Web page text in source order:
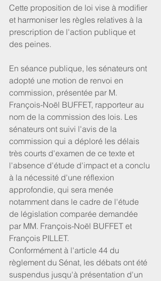
Cette proposition de loi vise à modifier
et harmoniser les règles relatives à la
prescription de l'action publique et
des peines.
En séance publique, les sénateurs ont
adopté une motion de renvoi en
commission, présentée par M.
François-Noël BUFFET, rapporteur au
nom de la commission des lois. Les
sénateurs ont suivi l'avis de la
commission qui a déploré les délais
très courts d'examen de ce texte et
l'absence d'étude d'impact et a conclu
à la nécessité d'une réflexion
approfondie, qui sera menée
notamment dans le cadre de l'étude
de législation comparée demandée
par MM. François-Noël BUFFET et
François PILLET.
Conformément à l'article 44 du
règlement du Sénat, les débats ont été
suspendus jusqu'à présentation d'un